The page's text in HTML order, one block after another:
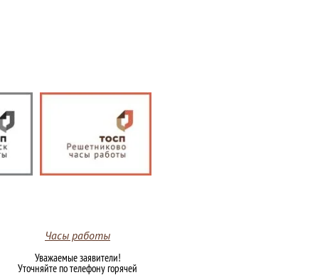
Часы работы
Уважаемые заявители!
Уточняйте по телефону горячей